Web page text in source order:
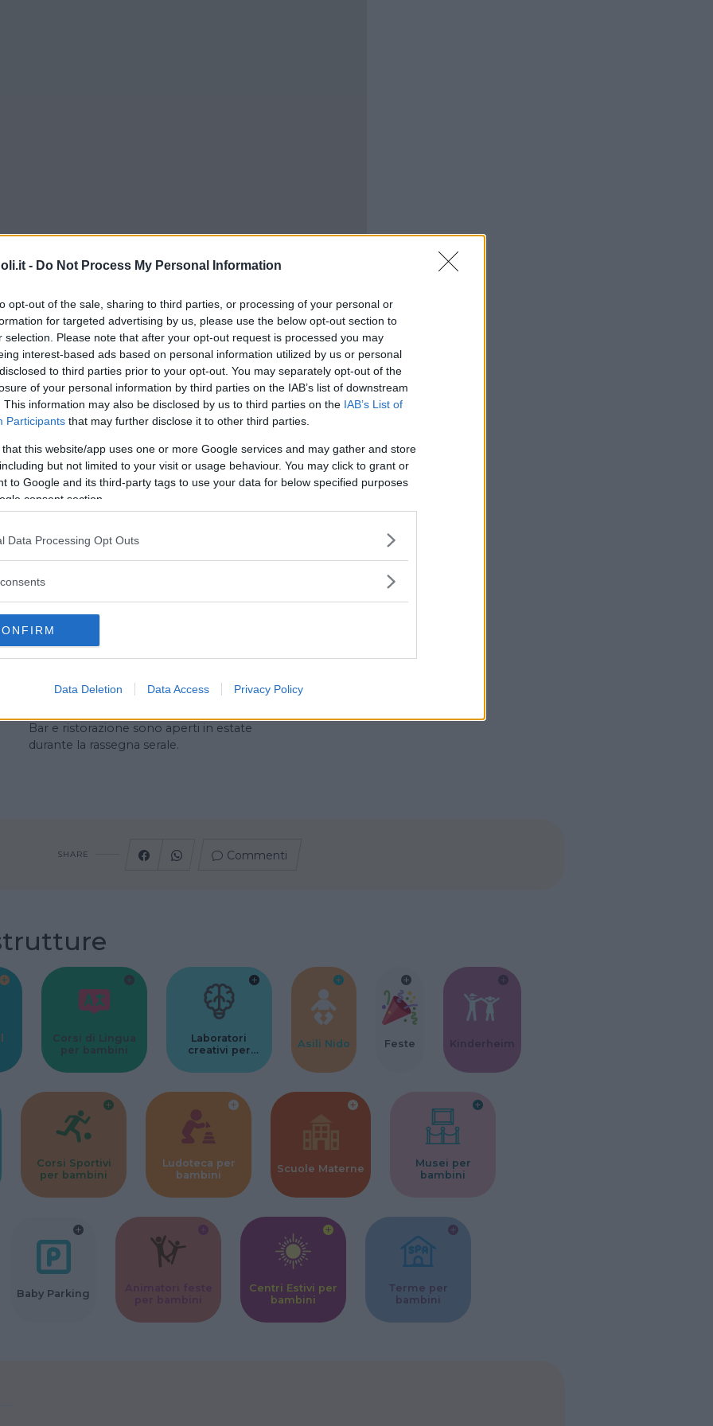
- Do Not Process My Personal Information
opt-out of the sale, sharing to third parties, or processing of your personal or
for targeted advertising by us, please use the below opt-out section to
selection. Please note that after your opt-out request is processed you may
interest-based ads based on personal information utilized by us or personal
to third parties prior to your opt-out. You may separately opt-out of the
of your personal information by third parties on the IAB’s list of downstream
This information may also be disclosed by us to third parties on the IAB’s List of
Participants that may further disclose it to other third parties.
that this website/app uses one or more Google services and may gather and store
but not limited to your visit or usage behaviour. You may click to grant or
to Google and its third-party tags to use your data for below specified purposes
consent section.
Data Processing Opt Outs
Data Deletion Data Access Privacy Policy
Parco esterno: campo da calcio, parco giochi
(scivolo, altalene..).
Vengono organizzati laboratori, spettacoli,
Affittano il salone centrale ed il parco esterno
per feste di compleanno il sabato e la
domenica (dalle 15 alle 19).
Bar Ristorazione
Bar e ristorazione sono aperti in estate
durante la rassegna serale.
SHARE Commenti
Corsi di Lingua
per bambini
Laboratori
creativi per
Asili Nido Feste Kinderheim
Corsi Sportivi
per bambini
Ludoteca per
bambini
Scuole Materne
Musei per
bambini
Baby Parking
Centri Estivi per
bambini
Terme per
bambini